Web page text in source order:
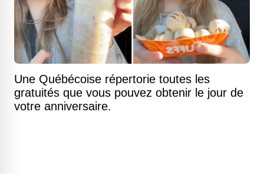
Une Québécoise répertorie toutes les
gratuités que vous pouvez obtenir le jour de
votre anniversaire.